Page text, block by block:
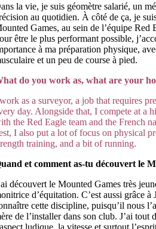
la vie, je suis géomètre salarié, un
au quotidien. À côté de ça, je
Games, au sein de l’équipe Red
être le plus performant possible,
à ma préparation physique,
et un peu de course à pied.
do you work as, what are your
as a surveyor, a job that requires
day. Alongside that, I compete at a
the Red Eagle team and the French
I also put a lot of focus on physical
training, and a bit of running.
et comment as-tu découvert le
découvert le Mounted Games très
d’équitation. C’est aussi grâce à
cette discipline, puisqu’il nous
de l’installer dans son club. J’ai tout
ludique, la vitesse et surtout